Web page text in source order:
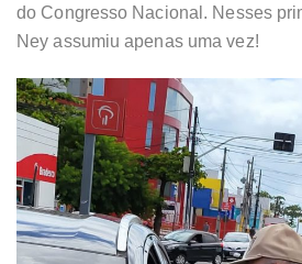
do Congresso Nacional. Nesses
Ney assumiu apenas uma vez!